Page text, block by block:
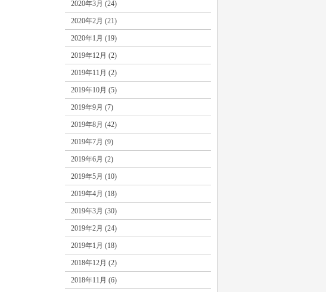
2020年3月 (24)
2020年2月 (21)
2020年1月 (19)
2019年12月 (2)
2019年11月 (2)
2019年10月 (5)
2019年9月 (7)
2019年8月 (42)
2019年7月 (9)
2019年6月 (2)
2019年5月 (10)
2019年4月 (18)
2019年3月 (30)
2019年2月 (24)
2019年1月 (18)
2018年12月 (2)
2018年11月 (6)